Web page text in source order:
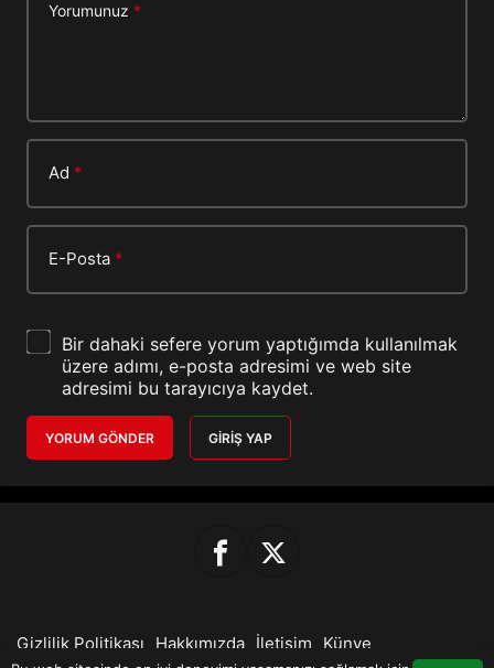
Yorumunuz *
Ad *
E-Posta *
Bir dahaki sefere yorum yaptığımda kullanılmak
üzere adımı, e-posta adresimi ve web site
adresimi bu tarayıcıya kaydet.
YORUM GÖNDER GIRIŞ YAP
Gizlilik Politikası Hakkımızda İletişim
Künye